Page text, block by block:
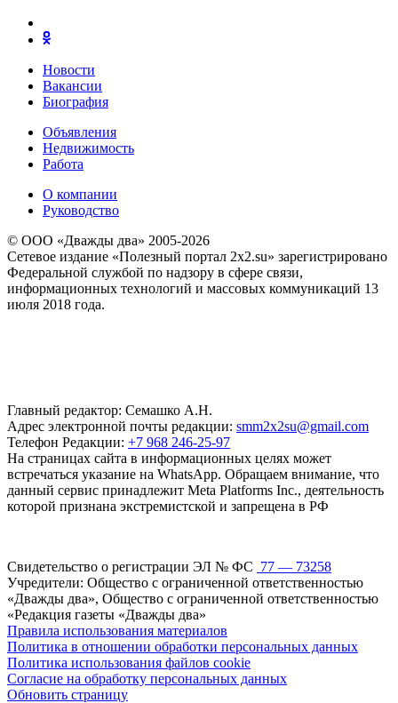
Новости
Вакансии
Биография
Объявления
Недвижимость
Работа
О компании
Руководство
© ООО «Дважды два» 2005-2026
Сетевое издание «Полезный портал 2x2.su» зарегистрировано
Федеральной службой по надзору в сфере связи,
информационных технологий и массовых коммуникаций 13
июля 2018 года.
Главный редактор: Семашко А.Н.
Адрес электронной почты редакции: smm2x2su@gmail.com
Телефон Редакции: +7 968 246-25-97
На страницах сайта в информационных целях может
встречаться указание на WhatsApp. Обращаем внимание, что
данный сервис принадлежит Meta Platforms Inc., деятельность
которой признана экстремистской и запрещена в РФ
Свидетельство о регистрации ЭЛ № ФС 77 — 73258
Учредители: Общество с ограниченной ответственностью
«Дважды два», Общество с ограниченной ответственностью
«Редакция газеты «Дважды два»
Правила использования материалов
Политика в отношении обработки персональных данных
Политика использования файлов cookie
Согласие на обработку персональных данных
Обновить страницу